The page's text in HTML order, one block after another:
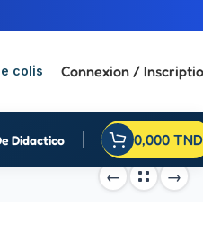
colis Connexion /
Didactico 0,000 TND